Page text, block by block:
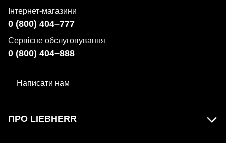
Інтернет-магазини
0 (800) 404–777
Сервісне обслуговування
0 (800) 404–888
Написати нам
ПРО LIEBHERR